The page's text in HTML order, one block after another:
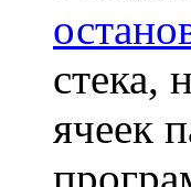
стека,
ячеек